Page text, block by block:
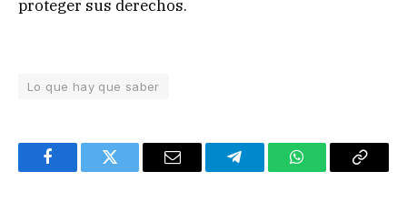
proteger sus derechos.
Lo que hay que saber
FacebookTwitter Email TelegramWhatsAppCopy